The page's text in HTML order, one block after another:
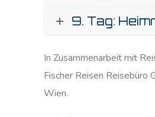
9. Tag:
In Zusammenarbeit mit
Fischer Reisen Reisebüro
Wien.